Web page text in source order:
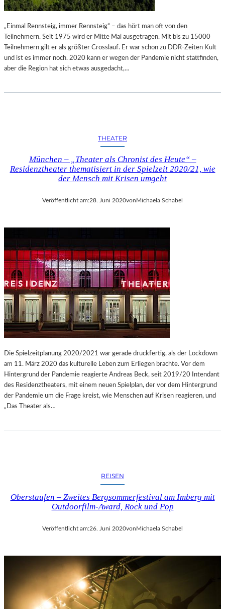
„Einmal Rennsteig, immer Rennsteig“ – das hört man oft von den
Teilnehmern. Seit 1975 wird er Mitte Mai ausgetragen. Mit bis zu 15000
Teilnehmern gilt er als größter Crosslauf. Er war schon zu DDR-Zeiten Kult
und ist es immer noch. 2020 kann er wegen der Pandemie nicht stattfinden,
aber die Region hat sich etwas ausgedacht,…
THEATER
München – „Theater als Chronist des Heute“ –
Residenztheater thematisiert in der Spielzeit 2020/21, wie
der Mensch mit Krisen umgeht
Veröffentlicht am:28. Juni 2020vonMichaela Schabel
Die Spielzeitplanung 2020/2021 war gerade druckfertig, als der Lockdown
am 11. März 2020 das kulturelle Leben zum Erliegen brachte. Vor dem
Hintergrund der Pandemie reagierte Andreas Beck, seit 2019/20 Intendant
des Residenztheaters, mit einem neuen Spielplan, der vor dem Hintergrund
der Pandemie um die Frage kreist, wie Menschen auf Krisen reagieren, und
„Das Theater als…
REISEN
Oberstaufen – Zweites Bergsommerfestival am Imberg mit
Outdoorfilm-Award, Rock und Pop
Veröffentlicht am:26. Juni 2020vonMichaela Schabel